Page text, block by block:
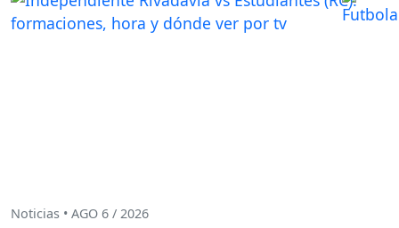
Noticias • AGO 6 / 2026